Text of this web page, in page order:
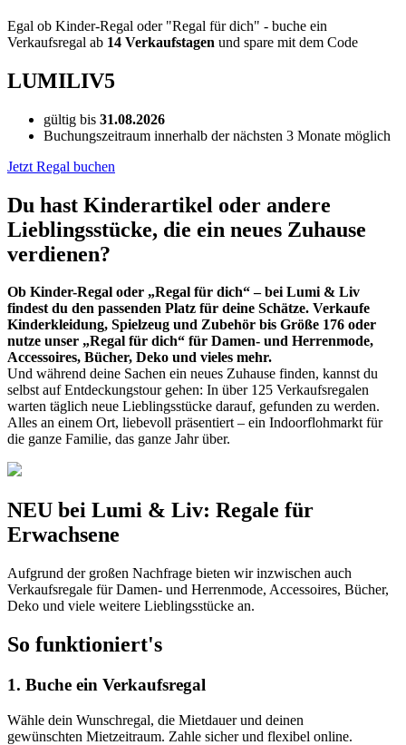
Egal ob Kinder-Regal oder "Regal für dich" - buche ein
Verkaufsregal ab 14 Verkaufstagen und spare mit dem Code
LUMILIV5
gültig bis 31.08.2026
Buchungszeitraum innerhalb der nächsten 3 Monate möglich
Jetzt Regal buchen
Du hast Kinderartikel oder andere
Lieblingsstücke, die ein neues Zuhause
verdienen?
Ob Kinder-Regal oder „Regal für dich“ – bei Lumi & Liv
findest du den passenden Platz für deine Schätze. Verkaufe
Kinderkleidung, Spielzeug und Zubehör bis Größe 176 oder
nutze unser „Regal für dich“ für Damen- und Herrenmode,
Accessoires, Bücher, Deko und vieles mehr.
Und während deine Sachen ein neues Zuhause finden, kannst du
selbst auf Entdeckungstour gehen: In über 125 Verkaufsregalen
warten täglich neue Lieblingsstücke darauf, gefunden zu werden.
Alles an einem Ort, liebevoll präsentiert – ein Indoorflohmarkt für
die ganze Familie, das ganze Jahr über.
NEU bei Lumi & Liv: Regale für
Erwachsene
Aufgrund der großen Nachfrage bieten wir inzwischen auch
Verkaufsregale für Damen- und Herrenmode, Accessoires, Bücher,
Deko und viele weitere Lieblingsstücke an.
So funktioniert's
1. Buche ein Verkaufsregal
Wähle dein Wunschregal, die Mietdauer und deinen
gewünschten Mietzeitraum. Zahle sicher und flexibel online.